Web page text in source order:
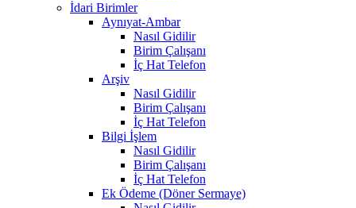
İdari Birimler
Aynıyat-Ambar
Nasıl Gidilir
Birim Çalışanı
İç Hat Telefon
Arşiv
Nasıl Gidilir
Birim Çalışanı
İç Hat Telefon
Bilgi İşlem
Nasıl Gidilir
Birim Çalışanı
İç Hat Telefon
Ek Ödeme (Döner Sermaye)